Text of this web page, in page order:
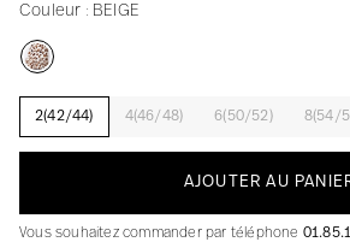
La création avec audace et passion
Couleur : BEIGE
2(42/44) 4(46/48) 6(50/52) 8(54/
AJOUTER AU
Vous souhaitez commander par téléphone